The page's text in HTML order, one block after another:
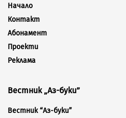
Начало
Контакт
Абонамент
Проекти
Реклама
Вестник „Аз-буки”
Вестник “Аз-буки”